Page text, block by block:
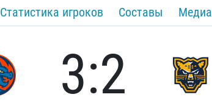
Статистика игроков Составы Медиа
3:2